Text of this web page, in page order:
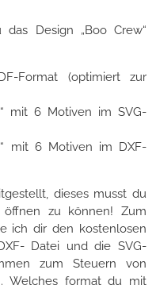
Design „Boo Crew“
Format (optimiert zur
mit 6 Motiven im SVG-
mit 6 Motiven im DXF-
dieses musst du
öffnen zu können! Zum
ich dir den kostenlosen
Datei und die SVG-
zum Steuern von
Welches format du mit